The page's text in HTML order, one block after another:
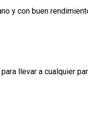
y con buen
llevar a cualquier